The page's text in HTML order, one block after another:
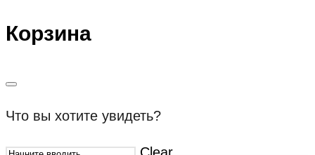
Корзина
Что вы хотите увидеть?